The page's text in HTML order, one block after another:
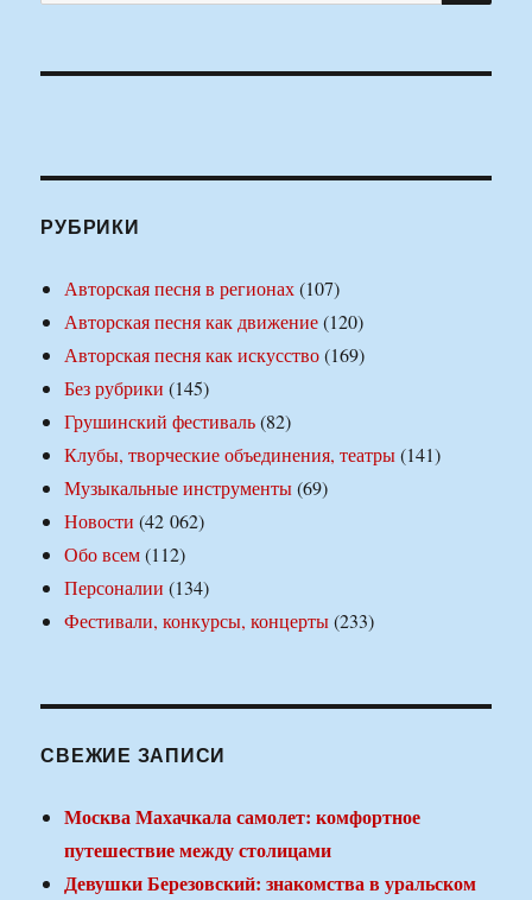
РУБРИКИ
Авторская песня в регионах(107)
Авторская песня как движение(120)
Авторская песня как искусство(169)
Без рубрики (145)
Грушинский фестиваль(82)
Клубы, творческие объединения, театры(141)
Музыкальные инструменты(69)
Новости (42 062)
Обо всем(112)
Персоналии (134)
Фестивали, конкурсы, концерты(233)
СВЕЖИЕ ЗАПИСИ
Москва Махачкала самолет: комфортное
путешествие между столицами
Девушки Березовский: знакомства в уральском